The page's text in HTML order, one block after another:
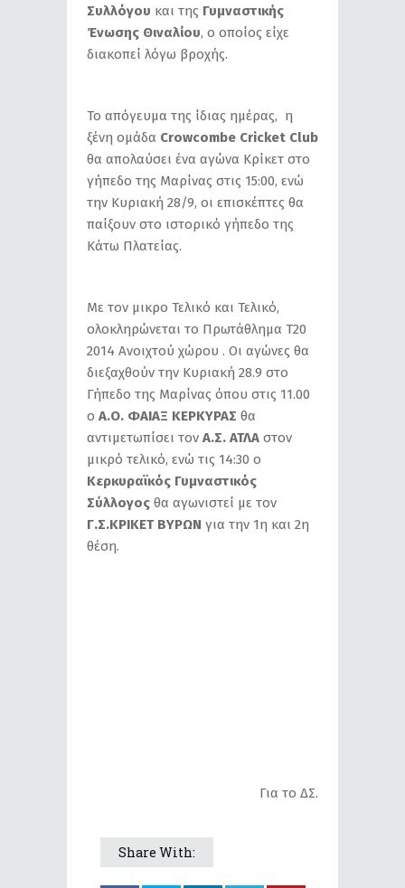
Συλλόγου και της Γυμναστικής
Ένωσης Θιναλίου, ο οποίος είχε
διακοπεί λόγω βροχής.
Το απόγευμα της ίδιας ημέρας, η
ξένη ομάδα Crowcombe Cricket Club
θα απολαύσει ένα αγώνα Κρίκετ στο
γήπεδο της Μαρίνας στις 15:00, ενώ
την Κυριακή 28/9, οι επισκέπτες θα
παίξουν στο ιστορικό γήπεδο της
Κάτω Πλατείας.
Με τον μικρο Τελικό και Τελικό,
ολοκληρώνεται το Πρωτάθλημα Τ20
2014 Ανοιχτού χώρου . Οι αγώνες θα
διεξαχθούν την Κυριακή 28.9 στο
Γήπεδο της Μαρίνας όπου στις 11.00
ο Α.Ο. ΦΑΙΑΞ ΚΕΡΚΥΡΑΣ θα
αντιμετωπίσει τον Α.Σ. ΑΤΛΑ στον
μικρό τελικό, ενώ τις 14:30 ο
Κερκυραϊκός Γυμναστικός
Σύλλογος θα αγωνιστεί με τον
Γ.Σ.ΚΡΙΚΕΤ ΒΥΡΩΝ για την 1η και 2η
θέση.
Για το ΔΣ.
Share With: